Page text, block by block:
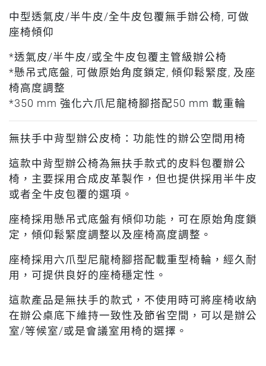
中型透氣皮/半牛皮/全牛皮包覆無手辦公椅, 可做
座椅傾仰
*透氣皮/半牛皮/或全牛皮包覆主管級辦公椅
*懸吊式底盤, 可做原始角度鎖定, 傾仰鬆緊度, 及座
椅高度調整
*350 mm 強化六爪尼龍椅腳搭配50 mm 載重輪
無扶手中背型辦公皮椅：功能性的辦公空間用椅
這款中背型辦公椅為無扶手款式的皮料包覆辦公
椅，主要採用合成皮革製作，但也提供採用半牛皮
或者全牛皮包覆的選項。
座椅採用懸吊式底盤有傾仰功能，可在原始角度鎖
定，傾仰鬆緊度調整以及座椅高度調整。
座椅採用六爪型尼龍椅腳搭配載重型椅輪，經久耐
用，可提供良好的座椅穩定性。
這款產品是無扶手的款式，不使用時可將座椅收納
在辦公桌底下維持一致性及節省空間，可以是辦公
室/等候室/或是會議室用椅的選擇。